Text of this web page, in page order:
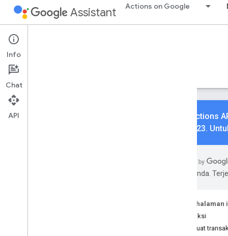
Assistant Actions on Google
Conversational Actions
Tambahkan transaksi ke Actions Anda.
Panduan
Transactions
Juni 2023.
pilihan Anda.
Pada halaman
Transaksi
Membuat
Info
Chat
API